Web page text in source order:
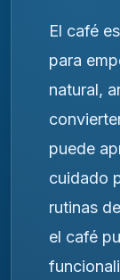
El café
para
natural,
puede
cuidado
rutinas
el café